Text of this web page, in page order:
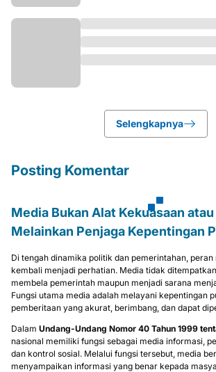
Selengkapnya
Posting Komentar
Media Bukan Alat Kekuasaan
Melainkan Penjaga Kepentingan
Di tengah dinamika politik dan pemerintahan, peran
kembali menjadi perhatian. Media tidak
membela pemerintah maupun menjadi sarana
Fungsi utama media adalah melayani kepentingan
pemberitaan yang akurat, berimbang, dan dapat
Dalam Undang-Undang Nomor 40 Tahun 1999
nasional memiliki fungsi sebagai media informasi,
dan kontrol sosial. Melalui fungsi tersebut, media
menyampaikan informasi yang benar kepada